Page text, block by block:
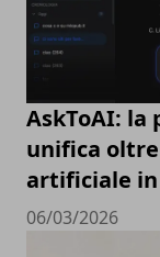
AskToAI:
unifica
artificiale
06/03/2026